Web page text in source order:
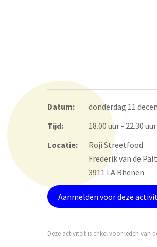
Datum:
donderdag 11
Tijd:
18.00 uur - 22.30 uur
Locatie:
Roji Streetfood
Frederik van de
3911 LA Rhenen
Aanmelden voor deze
Deze activiteit is enkel voor leden van